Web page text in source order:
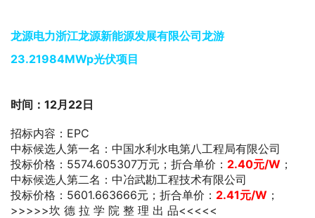
龙源电力浙江龙源新能源发展有限公司龙游
23.21984MWp光伏项目
时间：12月22日
招标内容：EPC
中标候选人第一名：中国水利水电第八工程局有限公司
投标价格：5574.605307万元；折合单价： 2.40元/W ；
中标候选人第二名：中冶武勘工程技术有限公司
投标价格：5601.663666元；折合单价： 2.41元/W ；
>>>>>坎 德 拉 学 院 整 理 出 品<<<<<